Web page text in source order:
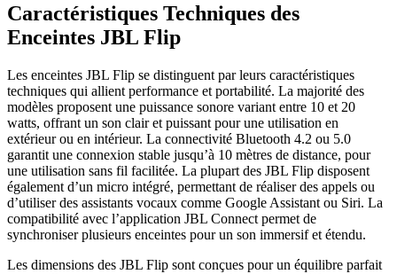
Caractéristiques Techniques des
Enceintes JBL Flip
Les enceintes JBL Flip se distinguent par leurs caractéristiques
techniques qui allient performance et portabilité. La majorité des
modèles proposent une puissance sonore variant entre 10 et 20
watts, offrant un son clair et puissant pour une utilisation en
extérieur ou en intérieur. La connectivité Bluetooth 4.2 ou 5.0
garantit une connexion stable jusqu’à 10 mètres de distance, pour
une utilisation sans fil facilitée. La plupart des JBL Flip disposent
également d’un micro intégré, permettant de réaliser des appels ou
d’utiliser des assistants vocaux comme Google Assistant ou Siri. La
compatibilité avec l’application JBL Connect permet de
synchroniser plusieurs enceintes pour un son immersif et étendu.
Les dimensions des JBL Flip sont conçues pour un équilibre parfait